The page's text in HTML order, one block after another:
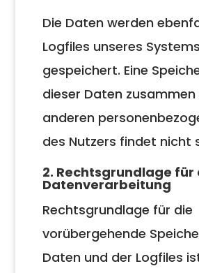
Die Daten werden
Logfiles unseres Systems
gespeichert. Eine
dieser Daten
anderen
des Nutzers findet nicht
2. Rechtsgrundlage für
Datenverarbeitung
Rechtsgrundlage für die
vorübergehende
Daten und der Logfiles